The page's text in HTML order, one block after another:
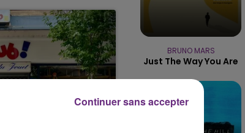
10h00 - 14h00
REIMS FERME
BRUNO MARS
Just The Way You Are
1h15
1h15
Continuer sans accepter